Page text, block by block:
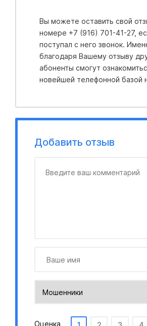
Вы можете оставить свой
номере +7 (916) 701-41-27,
поступал с него звонок.
благодаря Вашему отзыву
абоненты смогут
новейшей телефонной базой
Добавить отзыв
Оценка